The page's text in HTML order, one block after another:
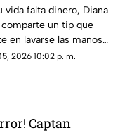
su PODEROSO
vida falta dinero, Diana
comparte un tip que
en lavarse las manos
Aquí te contamos.
2026 10:02 p. m.
Captan